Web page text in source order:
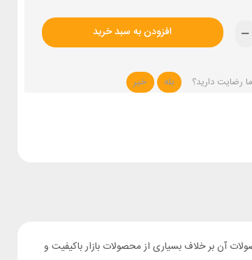
افزودن به سبد خرید
رضایت دارید؟ بله خیر
آن بر خلاف بسیاری از محصولات بازار باکیفیت و